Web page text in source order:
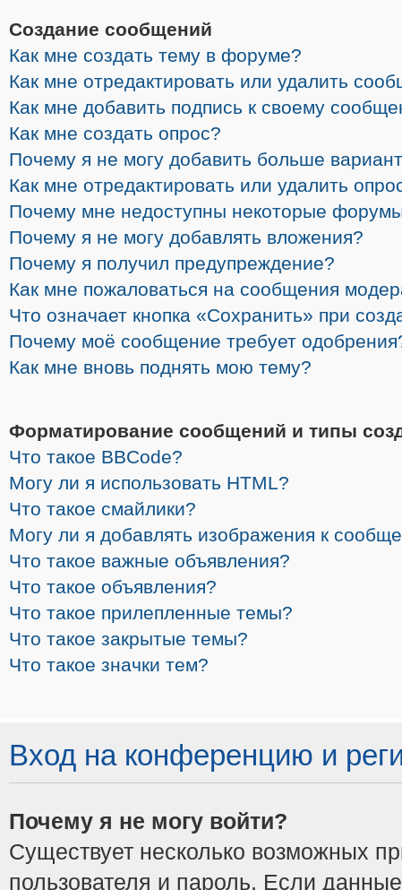
Создание сообщений
Как мне создать тему в форуме?
Как мне отредактировать или удалить
Как мне добавить подпись к своему
Как мне создать опрос?
Почему я не могу добавить больше
Как мне отредактировать или удалить
Почему мне недоступны некоторые
Почему я не могу добавлять вложения?
Почему я получил предупреждение?
Как мне пожаловаться на сообщения
Что означает кнопка «Сохранить» при
Почему моё сообщение требует
Как мне вновь поднять мою тему?
Форматирование сообщений и типы
Что такое BBCode?
Могу ли я использовать HTML?
Что такое смайлики?
Могу ли я добавлять изображения к
Что такое важные объявления?
Что такое объявления?
Что такое прилепленные темы?
Что такое закрытые темы?
Что такое значки тем?
Вход на конференцию и
Почему я не могу войти?
Существует несколько возможных
пользователя и пароль. Если